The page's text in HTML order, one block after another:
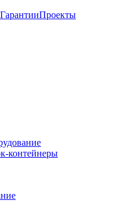
ГарантииПроекты
контейнеры